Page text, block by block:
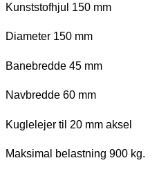
Kunststofhjul 150 mm
Diameter 150 mm
Banebredde 45 mm
Navbredde 60 mm
Kuglelejer til 20 mm aksel
Maksimal belastning 900 kg.